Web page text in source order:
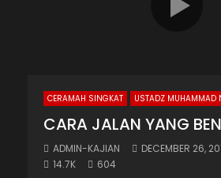
CERAMAH SINGKAT USTADZ MUHAMMAD
CARA JALAN YANG
ADMIN-KAJIAN
DECEMBER 26,
14.7K
604